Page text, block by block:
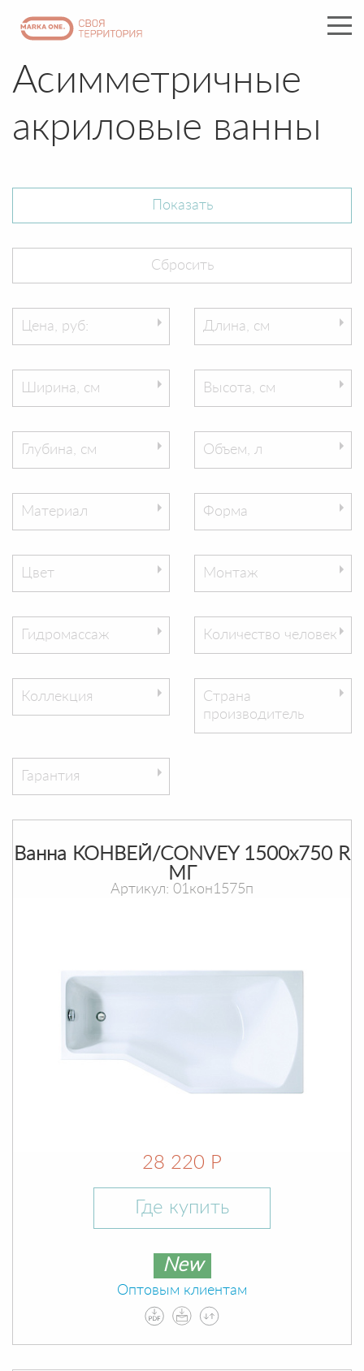
Асимметричные
акриловые ванны
Цена, руб: Длина, см
Ширина, см Высота, см
Глубина, см Объем, л
Материал Форма
Цвет Монтаж
Гидромассаж Количество человек
Коллекция
Страна
производитель
Гарантия
Ванна КОНВЕЙ/CONVEY 1500х750 R
МГ
Артикул: 01кон1575п
28 220 Р
Где купить
New
Оптовым клиентам